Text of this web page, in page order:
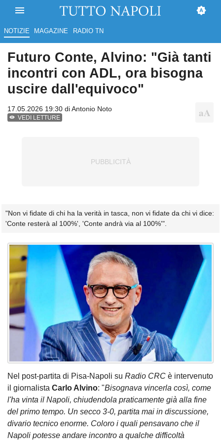
NOTIZIE MAGAZINE RADIO TN
Futuro Conte, Alvino: "Già tanti
incontri con ADL, ora bisogna
uscire dall'equivoco"
17.05.2026 19:30 diAntonio Noto
VEDI LETTURE
"Non vi fidate di chi ha la verità in tasca, non vi fidate da chi vi dice:
'Conte resterà al 100%', 'Conte andrà via al 100%'".
Nel post-partita di Pisa-Napoli su Radio CRC è intervenuto
il giornalista Carlo Alvino: "Bisognava vincerla così, come
l'ha vinta il Napoli, chiudendola praticamente già alla fine
del primo tempo. Un secco 3-0, partita mai in discussione,
divario tecnico enorme. Coloro i quali pensavano che il
Napoli potesse andare incontro a qualche difficoltà